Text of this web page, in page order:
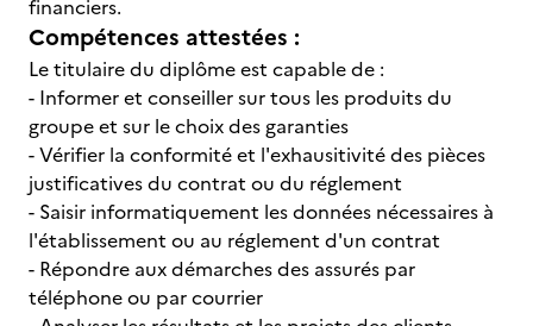
financiers.
Compétences attestées :
Le titulaire du diplôme est capable de :
- Informer et conseiller sur tous les produits du
groupe et sur le choix des garanties
- Vérifier la conformité et l'exhausitivité des pièces
justificatives du contrat ou du réglement
- Saisir informatiquement les données nécessaires à
l'établissement ou au réglement d'un contrat
- Répondre aux démarches des assurés par
téléphone ou par courrier